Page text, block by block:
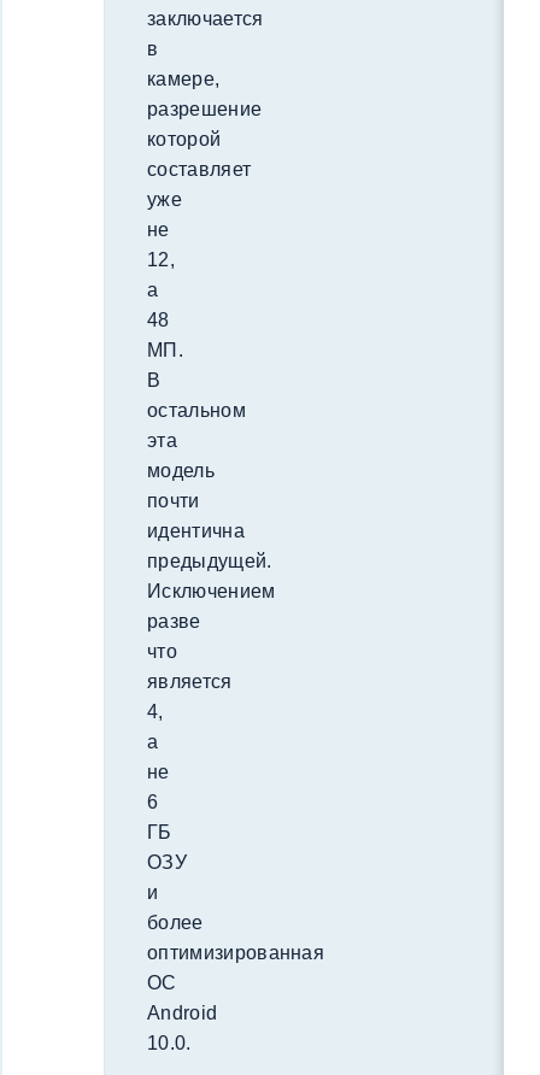
заключается
в
камере,
разрешение
которой
составляет
уже
не
12,
а
48
МП.
В
остальном
эта
модель
почти
идентична
предыдущей.
Исключением
разве
что
является
4,
а
не
6
ГБ
ОЗУ
и
более
оптимизированная
ОС
Android
10.0.